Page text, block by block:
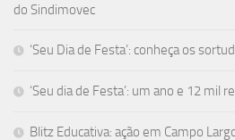
do Sindimovec
‘Seu Dia de Festa’: conheça os
‘Seu dia de Festa’: um ano e 12 mil
Blitz Educativa: ação em Campo